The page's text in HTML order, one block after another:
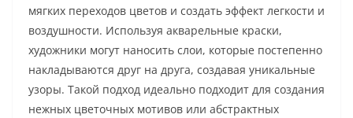
мягких переходов цветов и создать эффект легкости и
воздушности. Используя акварельные краски,
художники могут наносить слои, которые постепенно
накладываются друг на друга, создавая уникальные
узоры. Такой подход идеально подходит для создания
нежных цветочных мотивов или абстрактных